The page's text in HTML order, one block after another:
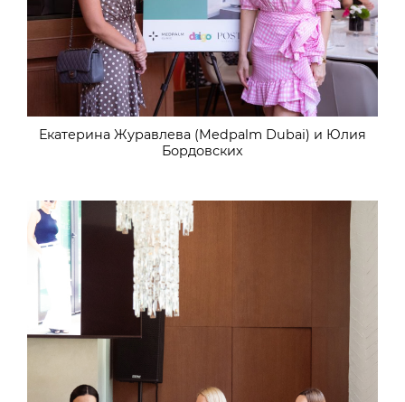
Екатерина Журавлева (Medpalm Dubai) и Юлия
Бордовских